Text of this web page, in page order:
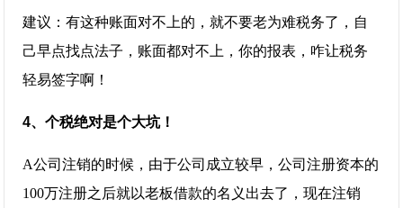
建议：有这种账面对不上的，就不要老为难税务了，自
己早点找点法子，账面都对不上，你的报表，咋让税务
轻易签字啊！
4、个税绝对是个大坑！
A公司注销的时候，由于公司成立较早，公司注册资本的
100万注册之后就以老板借款的名义出去了，现在注销